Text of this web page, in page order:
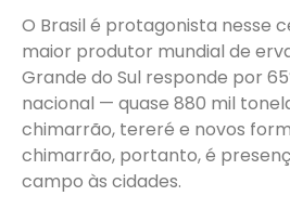
O Brasil é protagonista nesse
maior produtor mundial de
Grande do Sul responde por
nacional — quase 880 mil
chimarrão, tereré e novos
chimarrão, portanto, é
campo às cidades.